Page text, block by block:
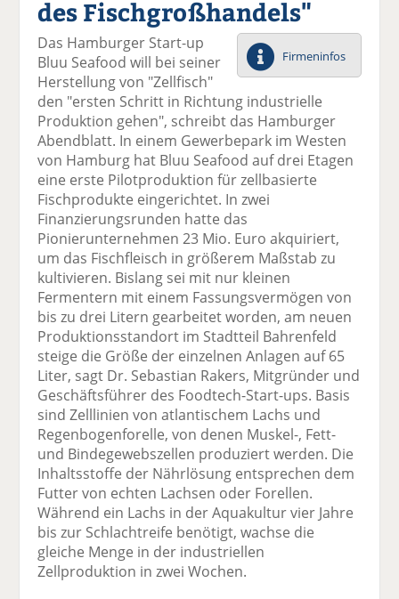
el
a
uf
F
ac
e
b
o
o
k
e
n
el
t
wi
tt
er
n
el
uf
Li
n
k
e
di
n
te
n
er
E
m
l
v
er
e
n
ck
e
des Fischgroßhandels"
Firmeninfos
Das Hamburger Start-up
Bluu Seafood will bei seiner
Herstellung von "Zellfisch"
den "ersten Schritt in Richtung industrielle
Produktion gehen", schreibt das Hamburger
Abendblatt. In einem Gewerbepark im Westen
von Hamburg hat Bluu Seafood auf drei Etagen
eine erste Pilotproduktion für zellbasierte
Fischprodukte eingerichtet. In zwei
Finanzierungsrunden hatte das
Pionierunternehmen 23 Mio. Euro akquiriert,
um das Fischfleisch in größerem Maßstab zu
kultivieren. Bislang sei mit nur kleinen
Fermentern mit einem Fassungsvermögen von
bis zu drei Litern gearbeitet worden, am neuen
Produktionsstandort im Stadtteil Bahrenfeld
steige die Größe der einzelnen Anlagen auf 65
Liter, sagt Dr. Sebastian Rakers, Mitgründer und
Geschäftsführer des Foodtech-Start-ups. Basis
sind Zelllinien von atlantischem Lachs und
Regenbogenforelle, von denen Muskel-, Fett-
und Bindegewebszellen produziert werden. Die
Inhaltsstoffe der Nährlösung entsprechen dem
Futter von echten Lachsen oder Forellen.
Während ein Lachs in der Aquakultur vier Jahre
bis zur Schlachtreife benötigt, wachse die
gleiche Menge in der industriellen
Zellproduktion in zwei Wochen.